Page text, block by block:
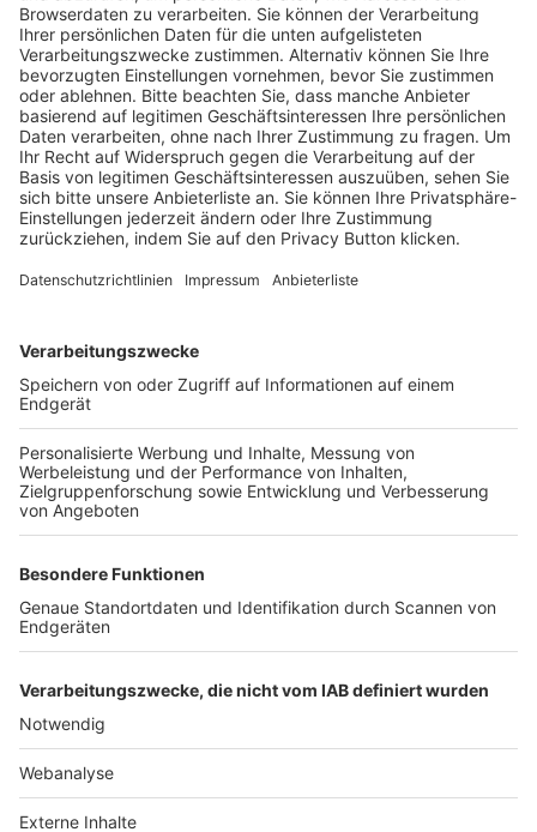
Trainerausbildung
Schulungsangebot Vereinsmitarbeiter
BFV-Geschäftsstellen
Trainerbörse
Login SpielPlus
FOLGE DEM BFV
TOP-VEREINE
TOP-PARTNER
Nutzungsbedingungen Datenschutz Impressum